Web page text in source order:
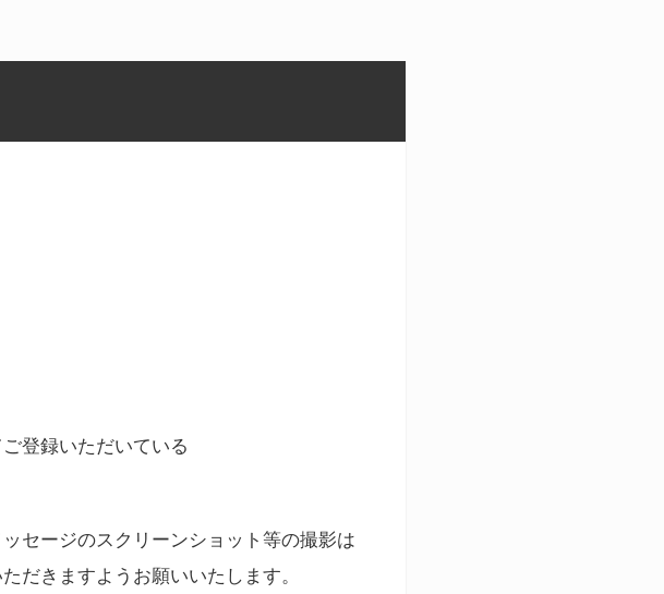
登録いただいている
セージのスクリーンショット等の撮影は
だきますようお願いいたします。